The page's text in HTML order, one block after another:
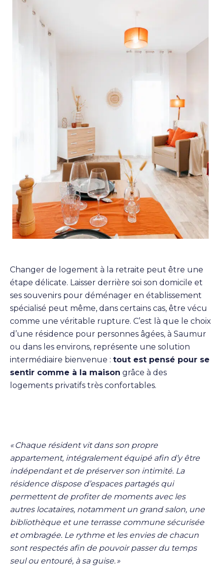
Changer de logement à la retraite peut être une
étape délicate. Laisser derrière soi son domicile et
ses souvenirs pour déménager en établissement
spécialisé peut même, dans certains cas, être vécu
comme une véritable rupture. C’est là que le choix
d’une résidence pour personnes âgées, à Saumur
ou dans les environs, représente une solution
intermédiaire bienvenue : tout est pensé pour se
sentir comme à la maison grâce à des
logements privatifs très confortables.
« Chaque résident vit dans son propre
appartement, intégralement équipé afin d’y être
indépendant et de préserver son intimité. La
résidence dispose d’espaces partagés qui
permettent de profiter de moments avec les
autres locataires, notamment un grand salon, une
bibliothèque et une terrasse commune sécurisée
et ombragée. Le rythme et les envies de chacun
sont respectés afin de pouvoir passer du temps
seul ou entouré, à sa guise. »